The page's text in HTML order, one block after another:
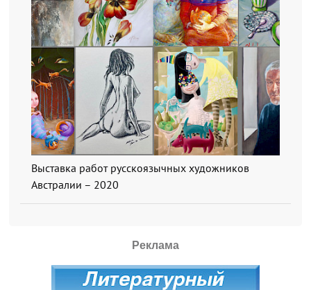
Выставка работ русскоязычных художников
Австралии – 2020
Реклама